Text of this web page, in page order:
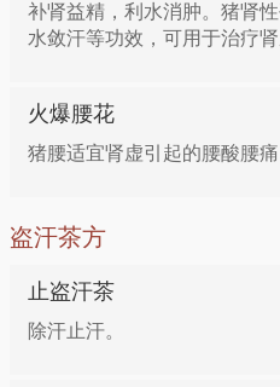
补肾益精，利水消肿。猪肾
水敛汗等功效，可用于治疗
火爆腰花
猪腰适宜肾虚引起的腰酸腰
盗汗茶方
止盗汗茶
除汗止汗。